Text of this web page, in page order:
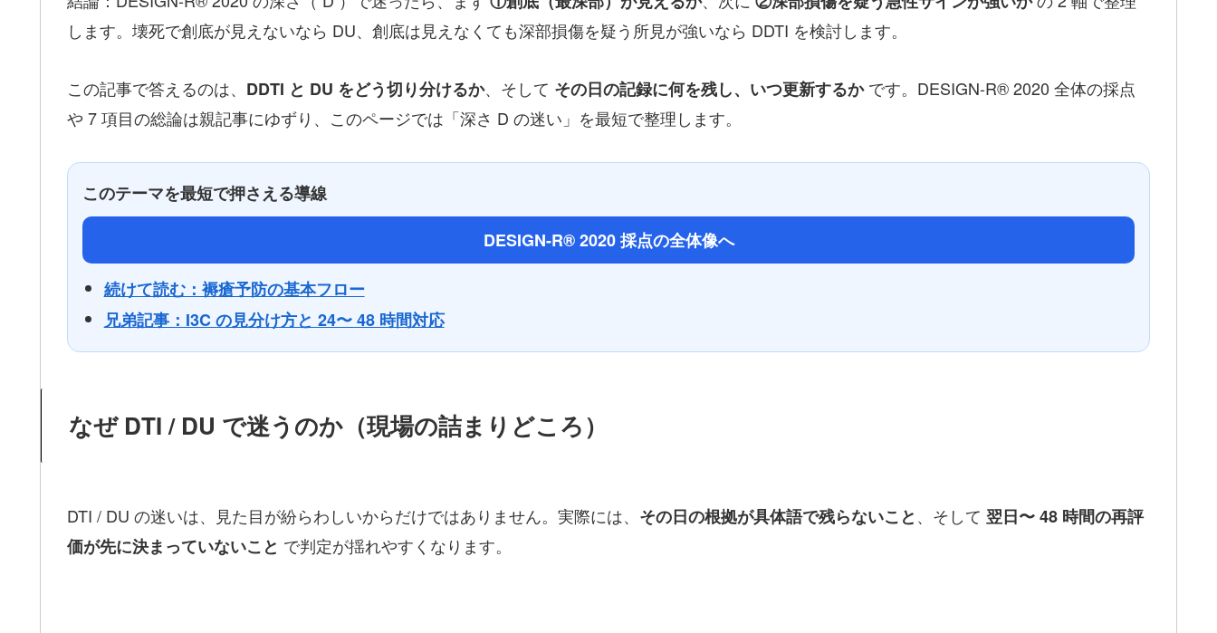
します。壊死で創底が見えないなら DU、創底は見えなくても深部損傷を疑う所見が強いなら DDTI を検討します。
この記事で答えるのは、 DDTI と DU をどう切り分けるか、そして その日の記録に何を残し、いつ更新するかです。DESIGN-R® 2020 全体の採点
や 7 項目の総論は親記事にゆずり、このページでは「深さ D の迷い」を最短で整理します。
このテーマを最短で押さえる導線
DESIGN-R® 2020 採点の全体像へ
続けて読む：褥瘡予防の基本フロー
兄弟記事：I3C の見分け方と 24〜 48 時間対応
なぜ DTI / DU で迷うのか（現場の詰まりどころ）
DTI / DU の迷いは、見た目が紛らわしいからだけではありません。実際には、 その日の根拠が具体語で残らないこと、そして 翌日〜 48 時間の再評
価が先に決まっていないこと で判定が揺れやすくなります。